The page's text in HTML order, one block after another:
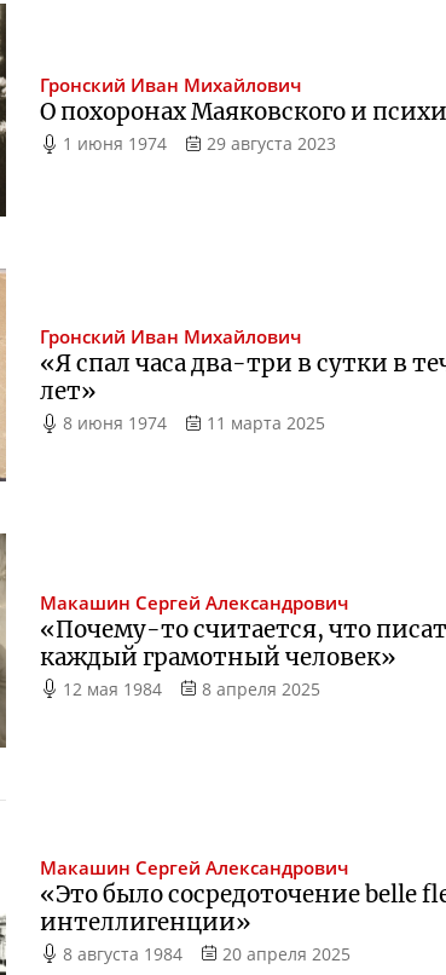
Гронский Иван Михайлович
О похоронах Маяковского и
1 июня 1974 29 августа 2023
Гронский Иван Михайлович
«Я спал часадва-три в сутки в
лет»
8 июня 1974 11 марта 2025
Макашин Сергей Александрович
«Почему-тосчитается, что
каждый грамотный человек»
12 мая 1984 8 апреля 2025
Макашин Сергей Александрович
«Это было сосредоточение belle
интеллигенции»
8 августа 1984 20 апреля 2025